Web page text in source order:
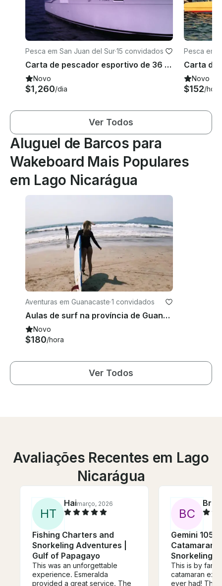
Pesca em San Juan del Sur·15 convidados
Carta de pescador esportivo de 36 pés para 15 pessoas em Rivas, Nicarágua
Novo
$1,260/dia
Pesca em
Novo
$152/hora
Ver Todos
Aluguel de Barcos para
Wakeboard Mais Populares
em Lago Nicarágua
Aventuras em Guanacaste·1 convidados
Aulas de surf na província de Guanacaste, Costa Rica
Novo
$180/hora
Ver Todos
Avaliações Recentes em Lago
Nicarágua
HT
Haimarço, 2026
Fishing Charters and
Snorkeling Adventures |
Gulf of Papagayo
This was an unforgettable
experience. Esmeralda
provided a great service. The
BC
Gemini
Catamaran
Snorkeling
This is by far
catamaran
ever had! The